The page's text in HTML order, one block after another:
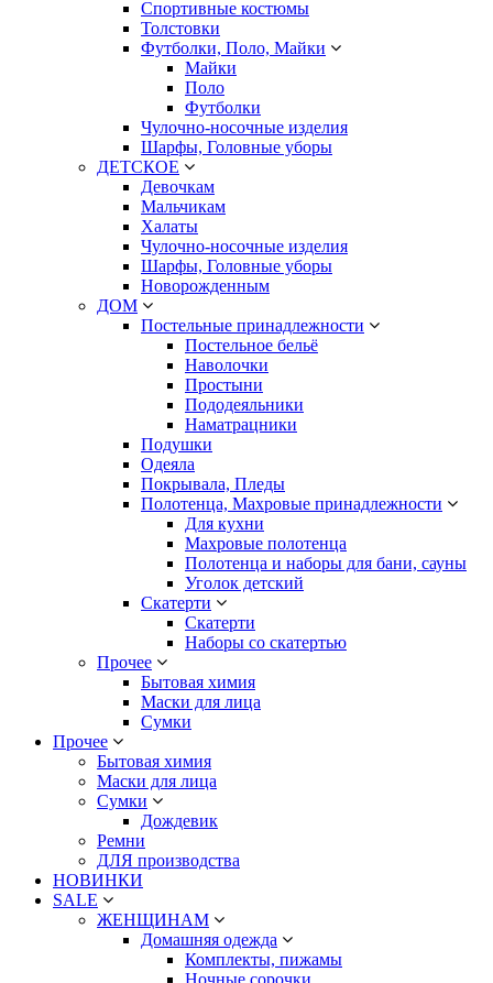
Спортивные костюмы
Толстовки
Футболки, Поло, Майки
Майки
Поло
Футболки
Чулочно-носочные изделия
Шарфы, Головные уборы
ДЕТСКОЕ
Девочкам
Мальчикам
Халаты
Чулочно-носочные изделия
Шарфы, Головные уборы
Новорожденным
ДОМ
Постельные принадлежности
Постельное бельё
Наволочки
Простыни
Пододеяльники
Наматрацники
Подушки
Одеяла
Покрывала, Пледы
Полотенца, Махровые принадлежности
Для кухни
Махровые полотенца
Полотенца и наборы для бани, сауны
Уголок детский
Скатерти
Скатерти
Наборы со скатертью
Прочее
Бытовая химия
Маски для лица
Сумки
Прочее
Бытовая химия
Маски для лица
Сумки
Дождевик
Ремни
ДЛЯ производства
НОВИНКИ
SALE
ЖЕНЩИНАМ
Домашняя одежда
Комплекты, пижамы
Ночные сорочки